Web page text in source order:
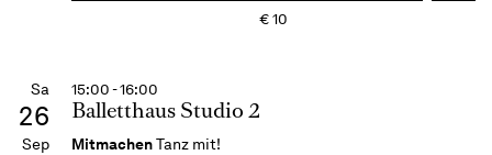
€10
Sa
26
Sep
15:00 - 16:00
Balletthaus Studio 2
MitmachenTanz mit!